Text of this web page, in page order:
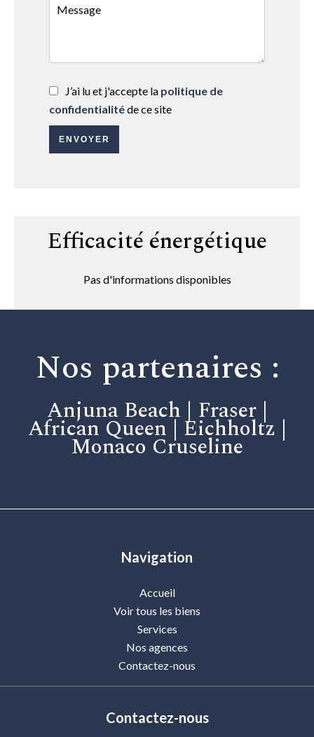
J’ai lu et j'accepte la politique de
confidentialitéde ce site
ENVOYER
Efficacité énergétique
Pas d'informations disponibles
Nos partenaires :
Anjuna Beach | Fraser |
African Queen | Eichholtz |
Monaco Cruseline
Navigation
Accueil
Voir tous les biens
Services
Nos agences
Contactez-nous
Contactez-nous